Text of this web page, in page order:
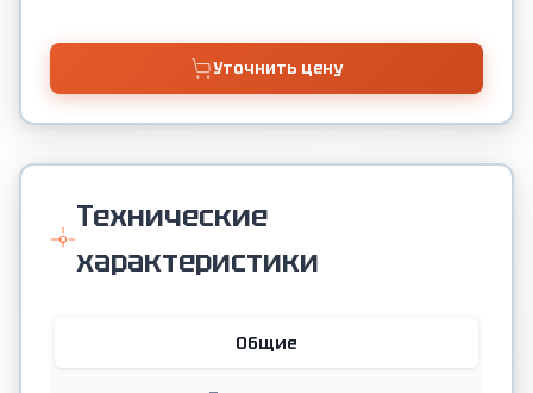
Уточнить цену
Технические
характеристики
Общие